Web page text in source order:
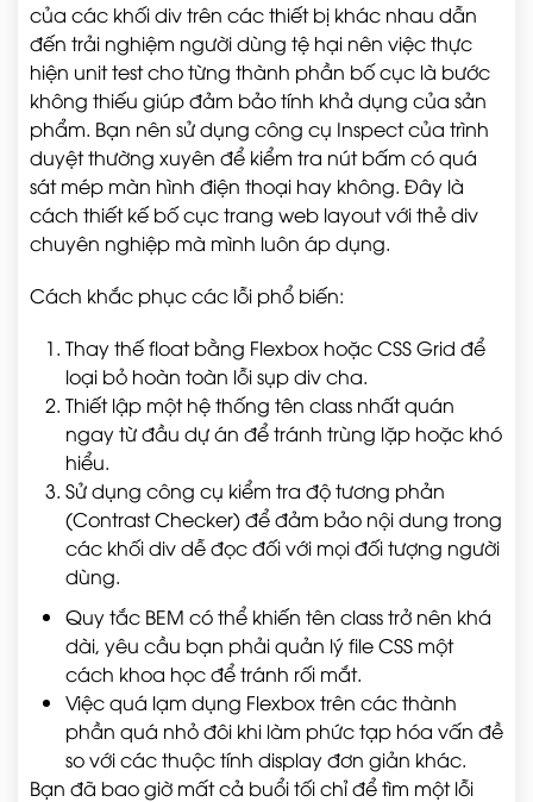
của các khối div trên các thiết bị khác nhau dẫn
đến trải nghiệm người dùng tệ hại nên việc thực
hiện unit test cho từng thành phần bố cục là bước
không thiếu giúp đảm bảo tính khả dụng của sản
phẩm. Bạn nên sử dụng công cụ Inspect của trình
duyệt thường xuyên để kiểm tra nút bấm có quá
sát mép màn hình điện thoại hay không. Đây là
cách thiết kế bố cục trang web layout với thẻ div
chuyên nghiệp mà mình luôn áp dụng.
Cách khắc phục các lỗi phổ biến:
Thay thế float bằng Flexbox hoặc CSS Grid để
loại bỏ hoàn toàn lỗi sụp div cha.
Thiết lập một hệ thống tên class nhất quán
ngay từ đầu dự án để tránh trùng lặp hoặc khó
hiểu.
Sử dụng công cụ kiểm tra độ tương phản
(Contrast Checker) để đảm bảo nội dung trong
các khối div dễ đọc đối với mọi đối tượng người
dùng.
Quy tắc BEM có thể khiến tên class trở nên khá
dài, yêu cầu bạn phải quản lý file CSS một
cách khoa học để tránh rối mắt.
Việc quá lạm dụng Flexbox trên các thành
phần quá nhỏ đôi khi làm phức tạp hóa vấn đề
so với các thuộc tính display đơn giản khác.
Bạn đã bao giờ mất cả buổi tối chỉ để tìm một lỗi